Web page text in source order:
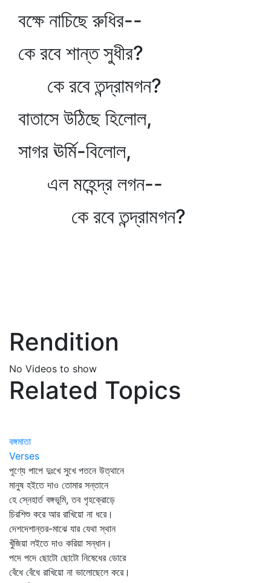
বক্ষে নাচিছে রুধির--
কে রবে শান্ত সুধীর?
কে রবে তন্দ্রামগন?
বাতাসে উঠিছে হিলোল,
সাগর ঊর্মি-বিলোল,
এল মহেন্দ্র লগন--
কে রবে তন্দ্রামগন?
Rendition
No Videos to show
Related Topics
বঙ্গমাতা
Verses
পূণ্যে পাপে দুঃখে সুখে পতনে উত্থানে
মানুষ হইতে দাও তোমার সন্তানে
হে স্নেহার্ত বঙ্গভূমি, তব গৃহক্রোড়ে
চিরশিশু করে আর রাখিয়ো না ধরে।
দেশদেশান্তর-মাঝে যার যেথা স্থান
খুঁজিয়া লইতে দাও করিয়া সন্ধান।
পদে পদে ছোটো ছোটো নিষেধের ডোরে
বেঁধে বেঁধে রাখিয়ো না ভালোছেলে করে।